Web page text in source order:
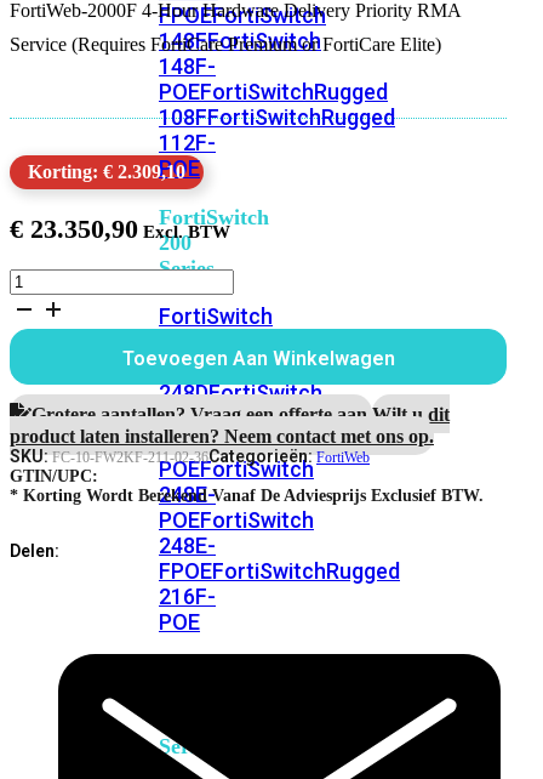
FPOEFortiSwitch
148FFortiSwitch
148F-
POEFortiSwitchRugged
108FFortiSwitchRugged
112F-
POE
FortiSwitch
200
Series
FortiSwitch
FPOEFortiSwitch
248DFortiSwitch
224EFortiswitch
224E-
POEFortiSwitch
248E-
POEFortiSwitch
248E-
FPOEFortiSwitchRugged
216F-
POE
Series
FortiWeb-2000F 4-Hour Hardware Delivery Priority RMA
Service (Requires FortiCare Premium or FortiCare Elite)
Korting: € 2.309,10
€ 23.350,90
FortiWeb-
2000F
jaar
4-
uur
Hardware
RMA
Service
aantal
Toevoegen Aan Winkelwagen
Grotere aantallen? Vraag een offerte aan.Wilt u dit
product laten installeren? Neem contact met ons op.
SKU:FC-10-FW2KF-211-02-36Categorieën:FortiWeb
GTIN/UPC:
* Korting Wordt Berekend Vanaf De Adviesprijs Exclusief BTW.
Delen: